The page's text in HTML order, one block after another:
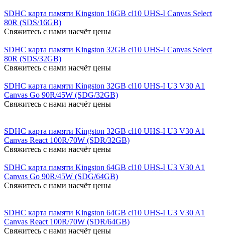
SDHC карта памяти Kingston 16GB cl10 UHS-I Canvas Select
80R (SDS/16GB)
Свяжитесь с нами насчёт цены
SDHC карта памяти Kingston 32GB cl10 UHS-I Canvas Select
80R (SDS/32GB)
Свяжитесь с нами насчёт цены
SDHC карта памяти Kingston 32GB cl10 UHS-I U3 V30 A1
Canvas Go 90R/45W (SDG/32GB)
Свяжитесь с нами насчёт цены
SDHC карта памяти Kingston 32GB cl10 UHS-I U3 V30 A1
Canvas React 100R/70W (SDR/32GB)
Свяжитесь с нами насчёт цены
SDHC карта памяти Kingston 64GB cl10 UHS-I U3 V30 A1
Canvas Go 90R/45W (SDG/64GB)
Свяжитесь с нами насчёт цены
SDHC карта памяти Kingston 64GB cl10 UHS-I U3 V30 A1
Canvas React 100R/70W (SDR/64GB)
Свяжитесь с нами насчёт цены